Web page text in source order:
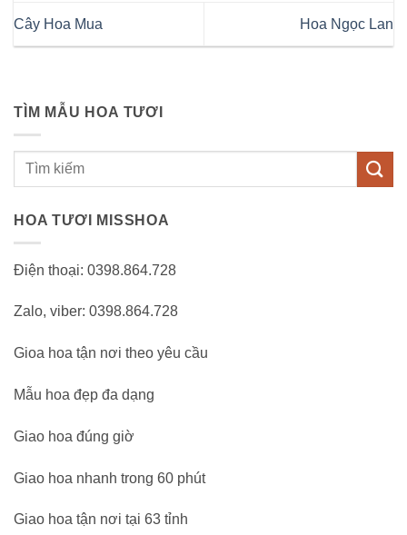
Cây Hoa Mua Hoa Ngọc Lan
TÌM MẪU HOA TƯƠI
Tìm
HOA TƯƠI MISSHOA
Điện thoại: 0398.864.728
Zalo, viber: 0398.864.728
Gioa hoa tận nơi theo yêu cầu
Mẫu hoa đẹp đa dạng
Giao hoa đúng giờ
Giao hoa nhanh trong 60 phút
Giao hoa tận nơi tại 63 tỉnh